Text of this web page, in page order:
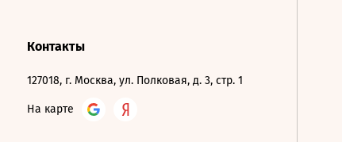
Контакты
127018, г. Москва, ул. Полковая, д. 3, стр. 1
На карте